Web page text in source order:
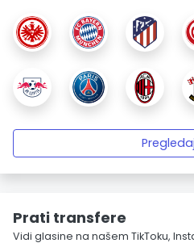
Prati transfere
Vidi glasine na našem TikToku,